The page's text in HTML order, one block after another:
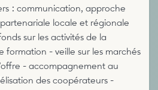
: communication, approche
locale et régionale
sur les activités de la
formation - veille sur les marchés
- accompagnement au
des coopérateurs -